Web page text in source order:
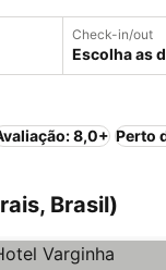
Check-in/out
Escolha as
8,0+ Perto
Brasil)